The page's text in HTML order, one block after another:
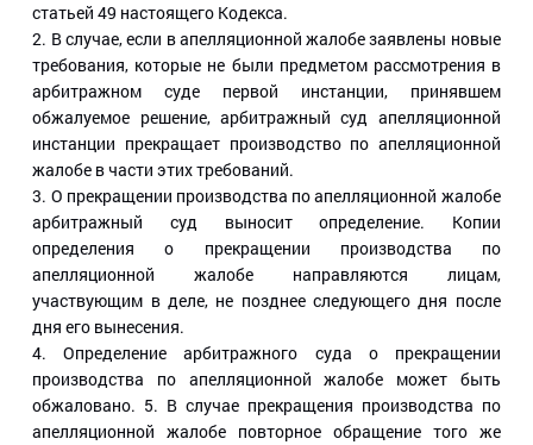
статьей 49 настоящего Кодекса.
2. В случае, если в апелляционной жалобе заявлены новые
требования, которые не были предметом рассмотрения в
арбитражном суде первой инстанции, принявшем
обжалуемое решение, арбитражный суд апелляционной
инстанции прекращает производство по апелляционной
жалобе в части этих требований.
3. О прекращении производства по апелляционной жалобе
арбитражный суд выносит определение. Копии
определения о прекращении производства по
апелляционной жалобе направляются лицам,
участвующим в деле, не позднее следующего дня после
дня его вынесения.
4. Определение арбитражного суда о прекращении
производства по апелляционной жалобе может быть
обжаловано. 5. В случае прекращения производства по
апелляционной жалобе повторное обращение того же